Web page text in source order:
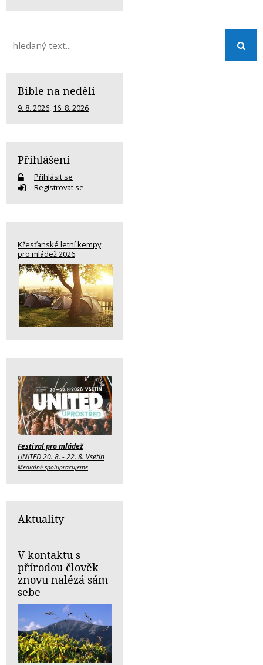
Bible na neděli
9. 8. 2026, 16. 8. 2026
Přihlášení
Přihlásit se
Registrovat se
Křesťanské letní kempy
pro mládež 2026
Festival pro mládež
UNITED 20. 8. - 22. 8. Vsetín
Mediálně spolupracujeme
Aktuality
V kontaktu s
přírodou člověk
znovu nalézá sám
sebe